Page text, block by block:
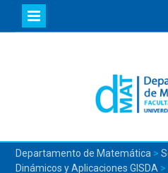
Departamento de Matemática >
Dinámicos y Aplicaciones GISDA >